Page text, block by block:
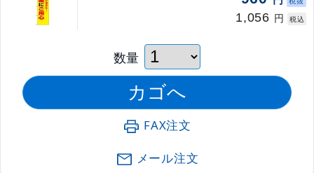
1,056 円 税込
数量
FAX注文
メール注文